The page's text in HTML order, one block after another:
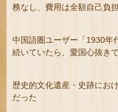
務なし、費用は全額自己負担
中国語圏ユーザー「1930年
続いていたら、愛国心抜き
歴史的文化遺産・史跡にお
だった